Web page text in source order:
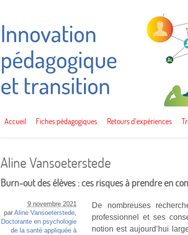
Accueil Fiches pédagogiques Retours d’expériences
Aline Vansoeterstede
Burn-out des élèves : ces risques à prendre en
De nombreuses
professionnel et ses
notion est aujourd’hui
9 novembre 2021
par Aline Vansoeterstede,
Doctorante en psychologie
de la santé appliquée à